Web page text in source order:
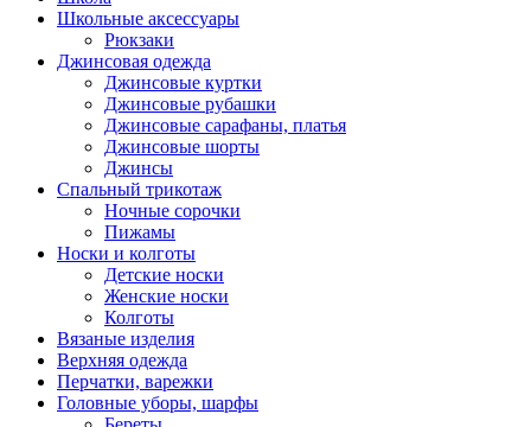
Школьные аксессуары
Рюкзаки
Джинсовая одежда
Джинсовые куртки
Джинсовые рубашки
Джинсовые сарафаны, платья
Джинсовые шорты
Джинсы
Спальный трикотаж
Ночные сорочки
Пижамы
Носки и колготы
Детские носки
Женские носки
Колготы
Вязаные изделия
Верхняя одежда
Перчатки, варежки
Головные уборы, шарфы